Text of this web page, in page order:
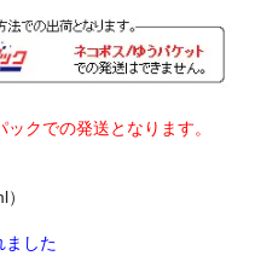
クでの発送となります。
ました